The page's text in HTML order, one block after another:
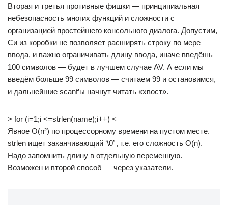
Вторая и третья противные фишки — принципиальная
небезопасность многих функций и сложности с
организацией простейшего консольного диалога. Допустим,
Си из коробки не позволяет расширять строку по мере
ввода, и важно ограничивать длину ввода, иначе введёшь
100 символов — будет в лучшем случае AV. А если мы
введём больше 99 символов — считаем 99 и остановимся,
и дальнейшие scanf’ы начнут читать «хвост».
> for (i=1;i <=strlen(name);i++) <
Явное O(n²) по процессорному времени на пустом месте.
strlen ищет заканчивающий ‘\0’ , т.е. его сложность O(n).
Надо запомнить длину в отдельную переменную.
Возможен и второй способ — через указатели.